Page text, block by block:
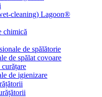
cleaning) Lagoon®
chimică
de spălătorie
de spălat covoare
de igienizare